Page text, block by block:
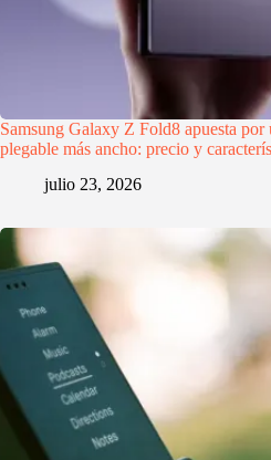
Samsung Galaxy Z Fold8 apuesta
plegable más ancho: precio y
julio 23, 2026